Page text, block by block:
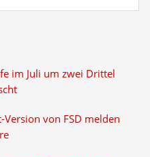
im Juli um zwei Drittel
von FSD melden